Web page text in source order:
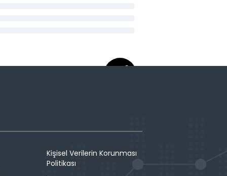
Kişisel Verilerin Korunması
Politikası